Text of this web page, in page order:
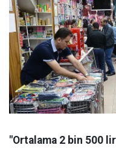
"Ortalama 2 bin 500